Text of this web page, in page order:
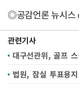
◎공감언론 뉴시스
관련기사
대구선관위, 골프